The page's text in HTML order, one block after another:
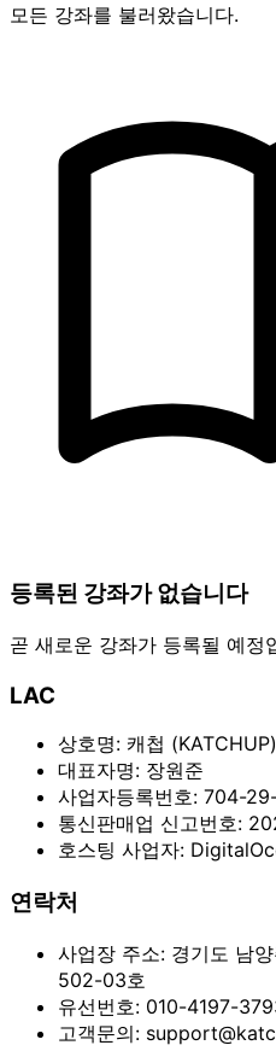
모든 강좌를 불러왔습니다.
등록된 강좌가 없습니다
곧 새로운 강좌가 등록될 예정
LAC
상호명: 캐첩 (KATCHUP)
대표자명: 장원준
사업자등록번호: 704-
통신판매업 신고번호:
호스팅 사업자:
연락처
사업장 주소: 경기도 남
502-03호
유선번호: 010-4197-
고객문의: